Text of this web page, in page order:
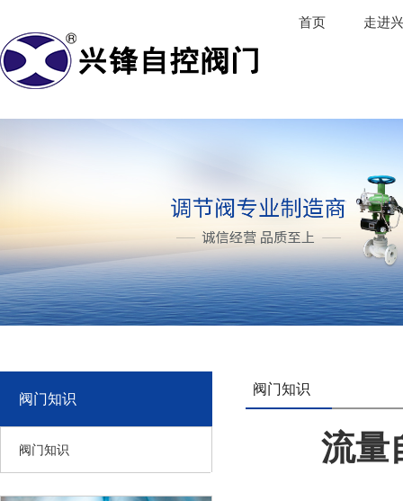
首页 走进
阀门知识
阀门知识
阀门知识
流量